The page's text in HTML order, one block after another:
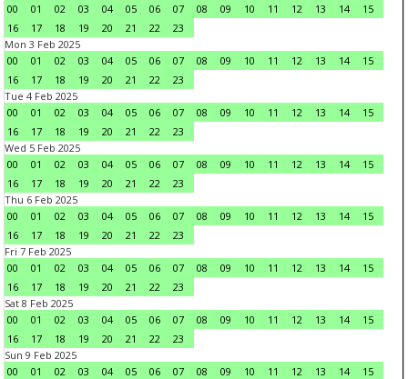
00
01 02 03 04 05 06 07 08 09 10 11 12 13 14
15
16
17 18 19 20 21 22
23
Mon 3 Feb 2025
00
01 02 03 04 05 06 07 08 09 10 11 12 13 14
15
16
17 18 19 20 21 22
23
Tue 4 Feb 2025
00
01 02 03 04 05 06 07 08 09 10 11 12 13 14
15
16
17 18 19 20 21 22
23
Wed 5 Feb 2025
00
01 02 03 04 05 06 07 08 09 10 11 12 13 14
15
16
17 18 19 20 21 22
23
Thu 6 Feb 2025
00
01 02 03 04 05 06 07 08 09 10 11 12 13 14
15
16
17 18 19 20 21 22
23
Fri 7 Feb 2025
00
01 02 03 04 05 06 07 08 09 10 11 12 13 14
15
16
17 18 19 20 21 22
23
Sat 8 Feb 2025
00
01 02 03 04 05 06 07 08 09 10 11 12 13 14
15
16
17 18 19 20 21 22
23
Sun 9 Feb 2025
00
01 02 03 04 05 06 07 08 09 10 11 12 13 14
15